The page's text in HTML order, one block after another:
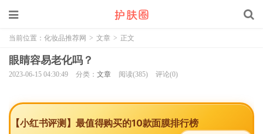
当前位置： 化妆品推荐网 > 文章 > 正文
眼睛容易老化吗？
2023-06-15 04:30:49 分类： 文章 阅读(385) 评论(0)
【小红书评测】最值得购买的10款面膜排行榜